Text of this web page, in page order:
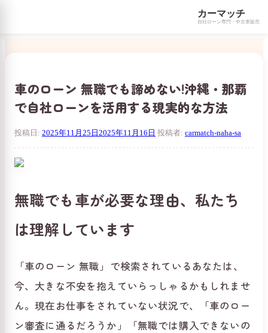
カーマッチ
自社ローン専門・中古車販売
車のローン 無職でも諦めない!沖縄・那覇
で自社ローンを活用する現実的な方法
投稿日: 2025年11月25日 2025年11月16日 投稿者: carmatch-naha-sa
無職でも車が必要な理由、私たち
は理解しています
「車のローン 無職」で検索されているあなたは、
今、大きな不安を抱えていらっしゃるかもしれませ
ん。現在お仕事をされていない状況で、「車のロー
ン審査に通るだろうか」「無職では購入できないの